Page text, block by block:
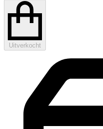
Uitverkocht